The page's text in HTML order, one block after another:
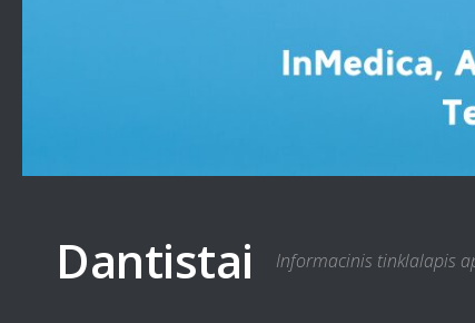
Dantistai Informacinis tinklalapis